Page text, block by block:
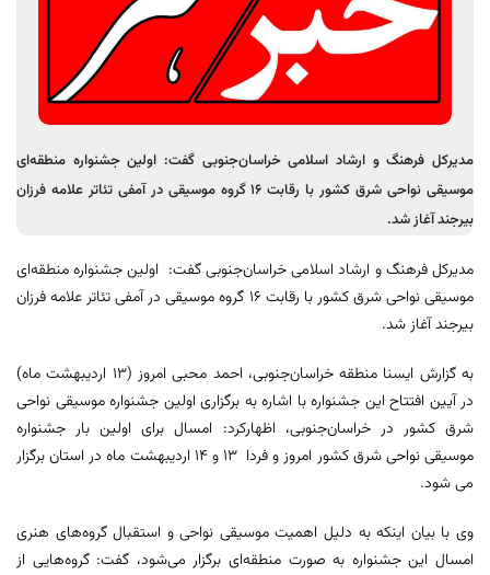
مدیرکل فرهنگ و ارشاد اسلامی خراسان‌جنوبی گفت: اولین جشنواره منطقه‌ای
موسیقی نواحی شرق کشور با رقابت ١٦ گروه موسیقی در آمفی تئاتر علامه فرزان
بیرجند آغاز شد.
مدیرکل فرهنگ و ارشاد اسلامی خراسان‌جنوبی گفت: اولین جشنواره منطقه‌ای
موسیقی نواحی شرق کشور با رقابت ١٦ گروه موسیقی در آمفی تئاتر علامه فرزان
بیرجند آغاز شد.
به گزارش ایسنا منطقه خراسان‌جنوبی، احمد محبی امروز (١٣ اردیبهشت ماه)
در آیین افتتاح این جشنواره با اشاره به برگزاری اولین جشنواره موسیقی نواحی
شرق کشور در خراسان‌جنوبی، اظهارکرد: امسال برای اولین بار جشنواره
موسیقی نواحی شرق کشور امروز و فردا ١٣ و ١٤ اردیبهشت ماه در استان برگزار
می شود.
وی با بیان اینکه به دلیل اهمیت موسیقی نواحی و استقبال گروه‌های هنری
امسال این جشنواره به صورت منطقه‌ای برگزار می‌شود، گفت: گروه‌هایی از